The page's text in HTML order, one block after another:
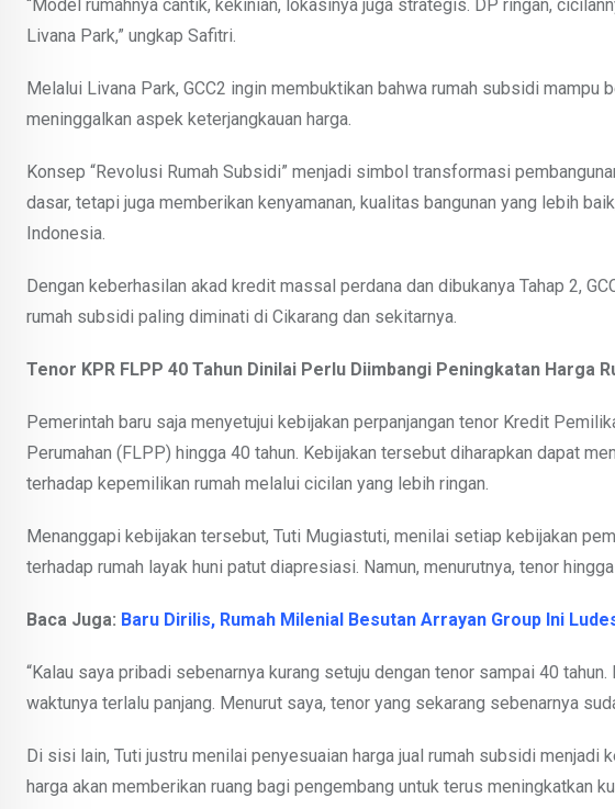
“Model rumahnya cantik, kekinian, lokasinya juga strategis. DP ringan,
Livana Park,” ungkap Safitri.
Melalui Livana Park, GCC2 ingin membuktikan bahwa rumah subsidi
meninggalkan aspek keterjangkauan harga.
Konsep “Revolusi Rumah Subsidi” menjadi simbol transformasi
dasar, tetapi juga memberikan kenyamanan, kualitas bangunan yang lebih
Indonesia.
Dengan keberhasilan akad kredit massal perdana dan dibukanya Tahap 2,
rumah subsidi paling diminati di Cikarang dan sekitarnya.
Tenor KPR FLPP 40 Tahun Dinilai Perlu Diimbangi Peningkatan Harga
Pemerintah baru saja menyetujui kebijakan perpanjangan tenor Kredit
Perumahan (FLPP) hingga 40 tahun. Kebijakan tersebut diharapkan dapat
terhadap kepemilikan rumah melalui cicilan yang lebih ringan.
Menanggapi kebijakan tersebut, Tuti Mugiastuti, menilai setiap kebijakan
terhadap rumah layak huni patut diapresiasi. Namun, menurutnya, tenor
Baca Juga: Baru Dirilis, Rumah Milenial Besutan Arrayan Group Ini
“Kalau saya pribadi sebenarnya kurang setuju dengan tenor sampai 40
waktunya terlalu panjang. Menurut saya, tenor yang sekarang sebenarnya
Di sisi lain, Tuti justru menilai penyesuaian harga jual rumah subsidi menjadi
harga akan memberikan ruang bagi pengembang untuk terus meningkatkan